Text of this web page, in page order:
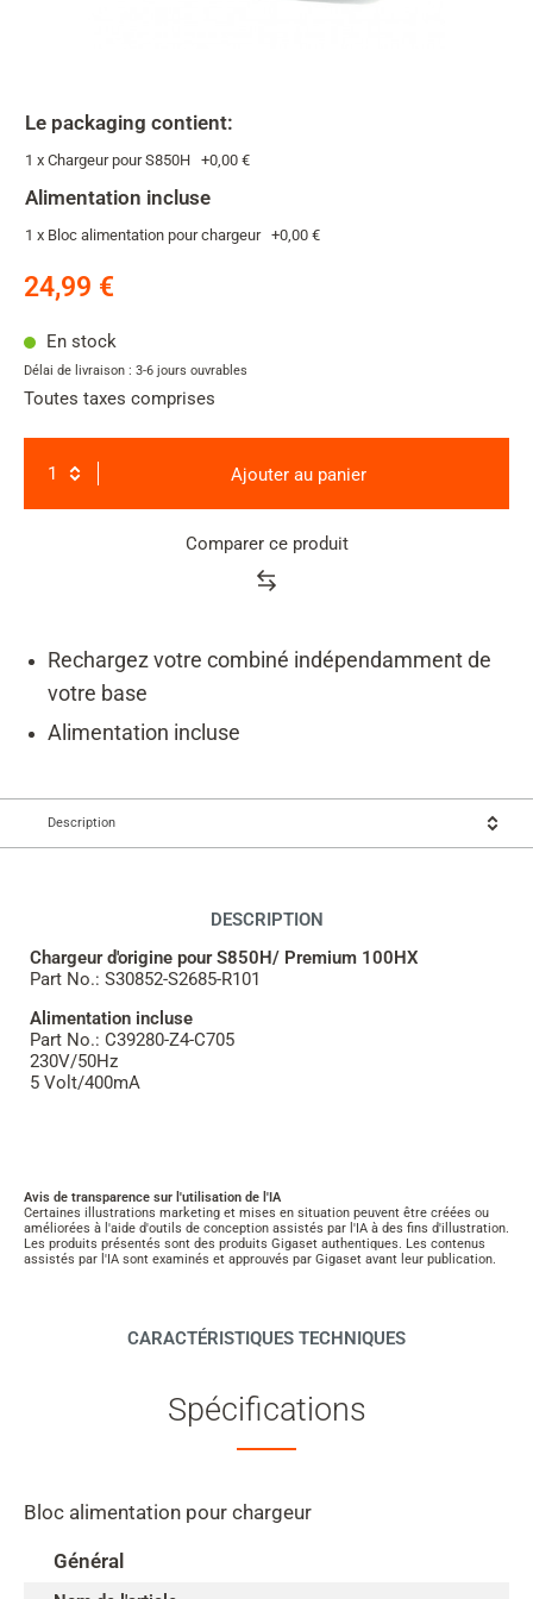
Le packaging contient:
1 x Chargeur pour S850H +0,00 €
Alimentation incluse
1 x Bloc alimentation pour chargeur +0,00 €
24,99 €
En stock
Délai de livraison : 3-6 jours ouvrables
Toutes taxes comprises
Ajouter au panier
Comparer ce produit
summary
Rechargez votre combiné indépendamment de
votre base
Alimentation incluse
Description
DESCRIPTION
Chargeur d'origine pour S850H/ Premium 100HX
Part No.: S30852-S2685-R101
Alimentation incluse
Part No.: C39280-Z4-C705
230V/50Hz
5 Volt/400mA
Avis de transparence sur l'utilisation de l'IA
Certaines illustrations marketing et mises en situation peuvent être créées ou
améliorées à l'aide d'outils de conception assistés par l'IA à des fins d'illustration.
Les produits présentés sont des produits Gigaset authentiques. Les contenus
assistés par l'IA sont examinés et approuvés par Gigaset avant leur publication.
CARACTÉRISTIQUES TECHNIQUES
Spécifications
Bloc alimentation pour chargeur
Général